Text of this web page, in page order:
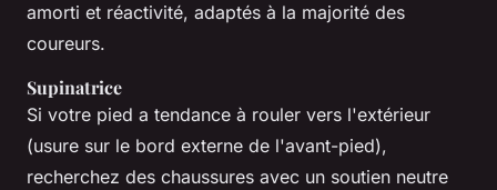
amorti et réactivité, adaptés à la majorité des
coureurs.
Supinatrice
Si votre pied a tendance à rouler vers l'extérieur
(usure sur le bord externe de l'avant-pied),
recherchez des chaussures avec un soutien neutre